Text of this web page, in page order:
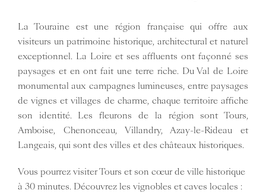
La Touraine est une région française qui offre aux
visiteurs un patrimoine historique, architectural et naturel
exceptionnel. La Loire et ses affluents ont façonné ses
paysages et en ont fait une terre riche. Du Val de Loire
monumental aux campagnes lumineuses, entre paysages
de vignes et villages de charme, chaque territoire affiche
son identité. Les fleurons de la région sont Tours,
Amboise, Chenonceau, Villandry, Azay-le-Rideau et
Langeais, qui sont des villes et des châteaux historiques.
Vous pourrez visiter Tours et son cœur de ville historique
à 30 minutes. Découvrez les vignobles et caves locales :